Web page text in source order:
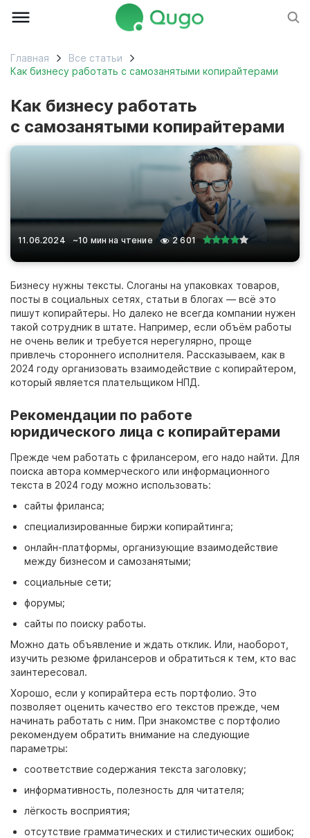
Главная
Все статьи
Как бизнесу работать с самозанятыми копирайтерами
Как бизнесу работать
с самозанятыми копирайтерами
11.06.2024 ~10 мин на чтение 2 601
Бизнесу нужны тексты. Слоганы на упаковках товаров,
посты в социальных сетях, статьи в блогах — всё это
пишут копирайтеры. Но далеко не всегда компании нужен
такой сотрудник в штате. Например, если объём работы
не очень велик и требуется нерегулярно, проще
привлечь стороннего исполнителя. Рассказываем, как в
2024 году организовать взаимодействие с копирайтером,
который является плательщиком НПД.
Рекомендации по работе
юридического лица с копирайтерами
Прежде чем работать с фрилансером, его надо найти. Для
поиска автора коммерческого или информационного
текста в 2024 году можно использовать:
сайты фриланса;
специализированные биржи копирайтинга;
онлайн-платформы, организующие взаимодействие
между бизнесом и самозанятыми;
социальные сети;
форумы;
сайты по поиску работы.
Можно дать объявление и ждать отклик. Или, наоборот,
изучить резюме фрилансеров и обратиться к тем, кто вас
заинтересовал.
Хорошо, если у копирайтера есть портфолио. Это
позволяет оценить качество его текстов прежде, чем
начинать работать с ним. При знакомстве с портфолио
рекомендуем обратить внимание на следующие
параметры:
соответствие содержания текста заголовку;
информативность, полезность для читателя;
лёгкость восприятия;
отсутствие грамматических и стилистических ошибок;